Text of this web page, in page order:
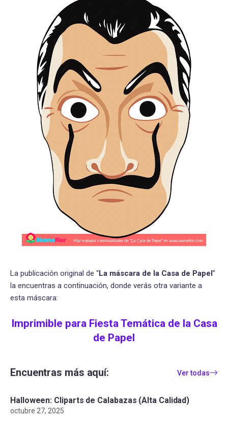
La publicación original de “La máscara de la Casa de Papel”
la encuentras a continuación, donde verás otra variante a
esta máscara:
Imprimible para Fiesta Temática de la Casa
de Papel
Encuentras más aquí: Ver todas
Halloween: Cliparts de Calabazas (Alta Calidad)
octubre 27, 2025